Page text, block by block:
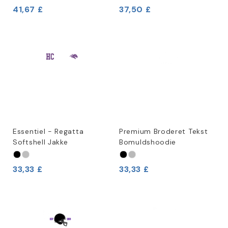
41,67 £ 37,50 £
Essentiel - Regatta
Softshell Jakke
33,33 £
Premium Broderet Tekst
Bomuldshoodie
33,33 £